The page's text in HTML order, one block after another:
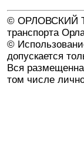
© ОРЛОВСКИЙ
транспорта
©
допускается
Вся
том числе